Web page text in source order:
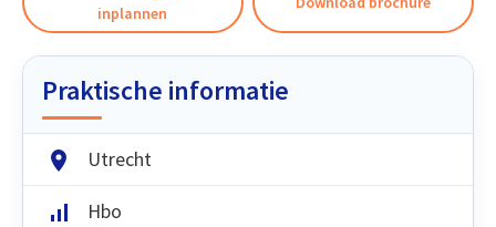
inplannen
Praktische informatie
Utrecht
Hbo